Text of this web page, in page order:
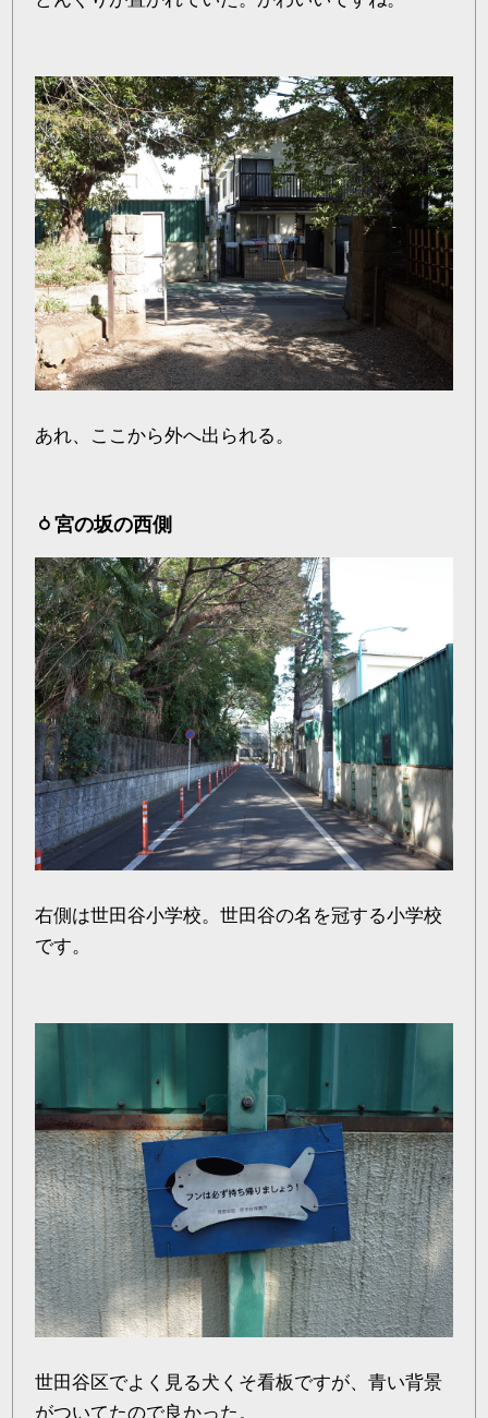
あれ、ここから外へ出られる。
宮の坂の西側
右側は世田谷小学校。世田谷の名を冠する小学校
です。
世田谷区でよく見る犬くそ看板ですが、青い背景
がついてたので良かった。